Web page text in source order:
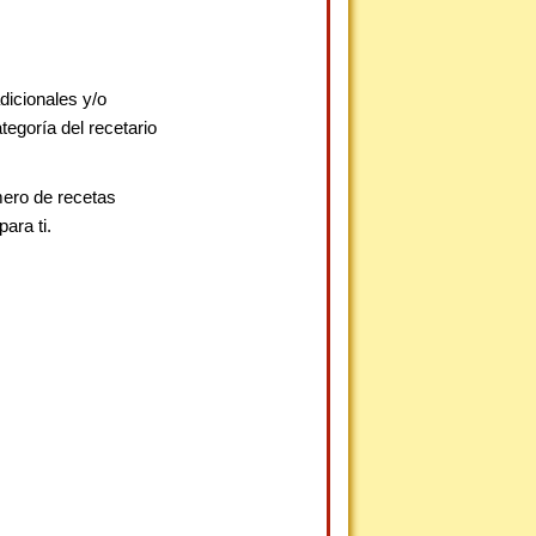
y/o
del recetario
de recetas
ti.